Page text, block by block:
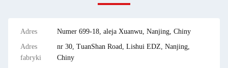
Adres
Numer 699-18, aleja Xuanwu, Nanjing, Chiny
Adres
fabryki
nr 30, TuanShan Road, Lishui EDZ, Nanjing,
Chiny